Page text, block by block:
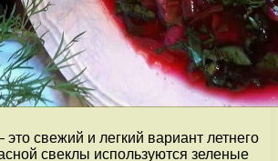
свежий и легкий вариант летнего
свеклы используются зеленые